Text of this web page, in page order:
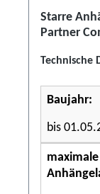
Starre
Partner
Technische
Baujahr:
bis
maximale